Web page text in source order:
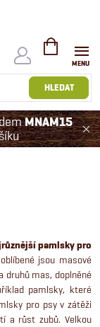
HLEDAT
NÁKUPNÍ
KOŠÍK
MNAM15
pamlsky pro
jsou masové
druhů mas, doplněné
pamlsky, které
pro psy v zátěži
a růst zubů. Velkou